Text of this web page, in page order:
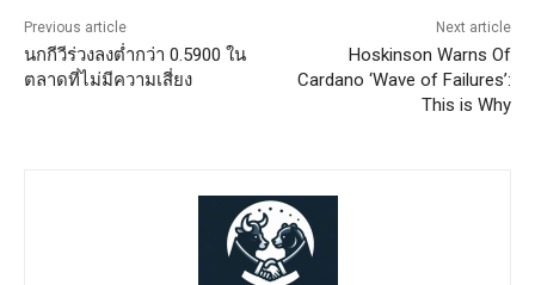
Previous article
นกกีวีร่วงลงต่ำกว่า 0.5900 ใน
ตลาดที่ไม่มีความเสี่ยง
Next article
Hoskinson Warns Of
Cardano ‘Wave of Failures’:
This is Why